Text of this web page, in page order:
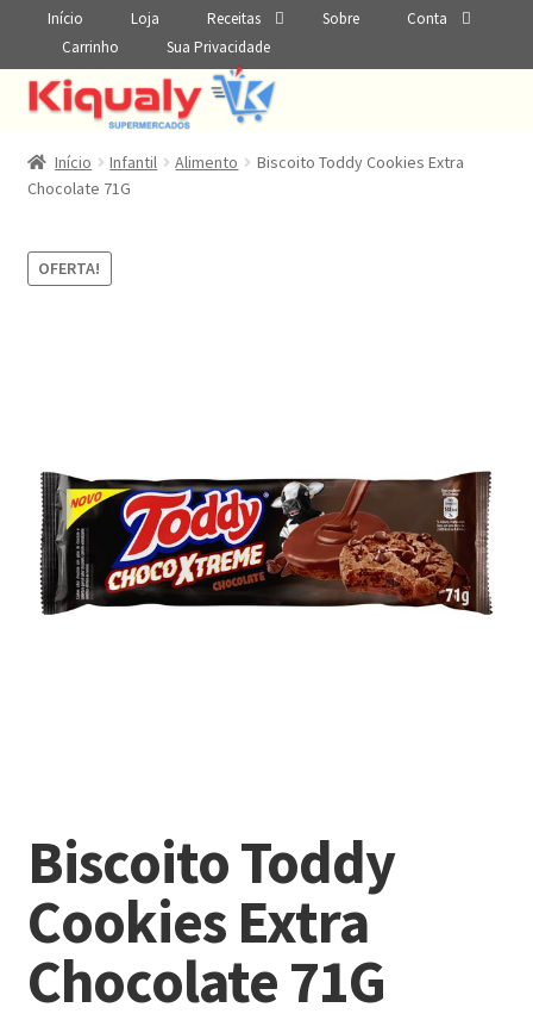
Início Loja Receitas Sobre
Conta
Carrinho
Sua Privacidade
Início Infantil Alimento
Biscoito Toddy Cookies Extra
Chocolate 71G
OFERTA!
Biscoito Toddy
Cookies Extra
Chocolate 71G